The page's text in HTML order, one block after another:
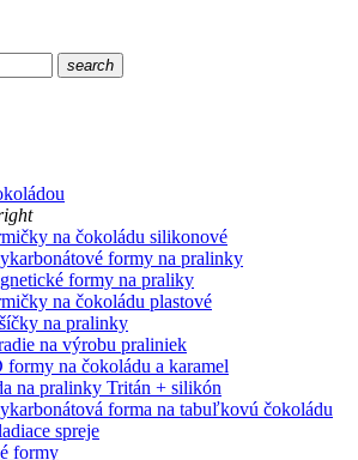
search
na čokoládu silikonové
formy na pralinky
formy na praliky
na čokoládu plastové
na pralinky
na výrobu praliniek
formy na čokoládu a karamel
na pralinky Tritán + silikón
forma na tabuľkovú čokoládu
spreje
formy